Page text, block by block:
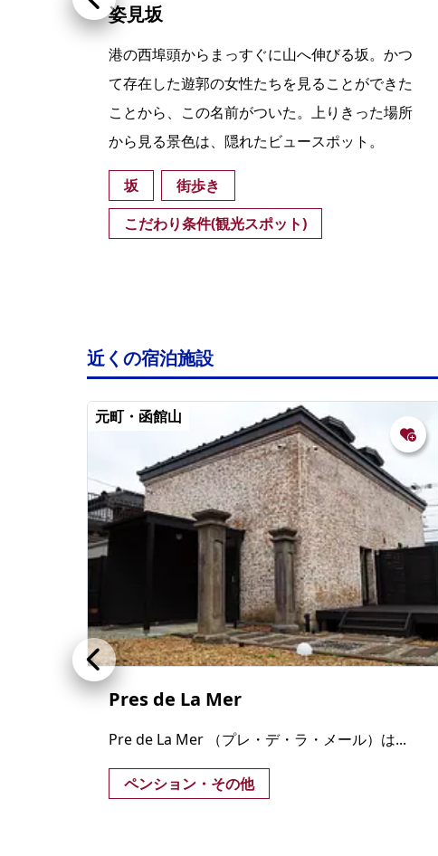
姿見坂
港の西埠頭からまっすぐに山へ伸びる坂。かつ
て存在した遊郭の女性たちを見ることができた
ことから、この名前がついた。上りきった場所
から見る景色は、隠れたビュースポット。
坂
街歩き
こだわり条件(観光スポット)
近くの宿泊施設
元町・函館山
Pres de La Mer
Pre de La Mer （プレ・デ・ラ・メール）は...
ペンション・その他